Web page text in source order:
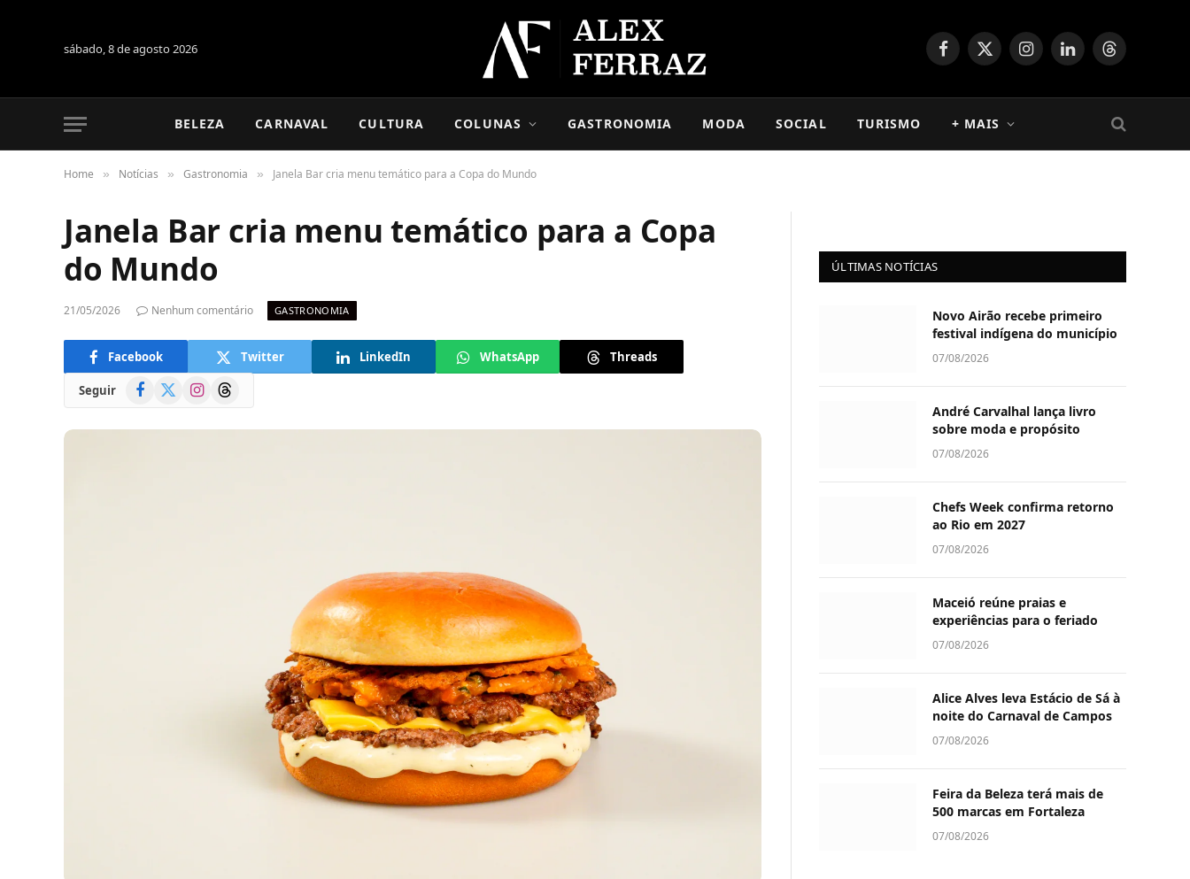
sábado, 8 de agosto 2026 Facebook
X
InstagramLinkedInThreads
BELEZA CARNAVAL CULTURA COLUNAS GASTRONOMIA MODA SOCIAL TURISMO + MAIS
Home » Notícias » Gastronomia » Janela Bar cria menu temático para a Copa do Mundo
Janela Bar cria menu temático para a Copa
do Mundo
21/05/2026 Nenhum comentário GASTRONOMIA
Facebook Twitter LinkedIn WhatsApp Threads
Seguir Facebook
(Twitter)
InstagramThreads
ÚLTIMAS NOTÍCIAS
Novo Airão recebe primeiro
festival indígena do município
07/08/2026
André Carvalhal lança livro
sobre moda e propósito
07/08/2026
Chefs Week confirma retorno
ao Rio em 2027
07/08/2026
Maceió reúne praias e
experiências para o feriado
07/08/2026
Alice Alves leva Estácio de Sá à
noite do Carnaval de Campos
07/08/2026
Feira da Beleza terá mais de
500 marcas em Fortaleza
07/08/2026